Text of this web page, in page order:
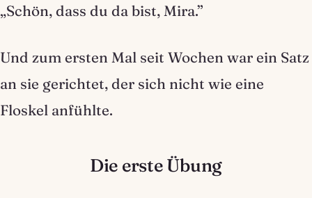
„Schön, dass du da bist, Mira.”
Und zum ersten Mal seit Wochen war ein Satz
an sie gerichtet, der sich nicht wie eine
Floskel anfühlte.
Die erste Übung